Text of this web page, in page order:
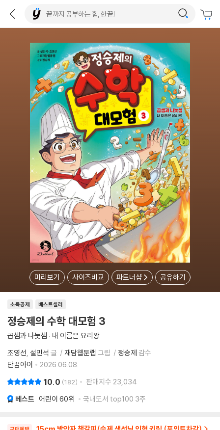
미리보기 사이즈비교 파트너샵 공유하기
소득공제 베스트셀러
정승제의 수학 대모험 3
곱셈과 나눗셈 : 내 이름은 요리왕
조영선 설민석 글 재담웹툰랩 그림 정승제 감수
단꿈아이
2026.06.08.
10.0 182 판매지수 23,034
베스트 어린이 60위 국내도서 top100 3주